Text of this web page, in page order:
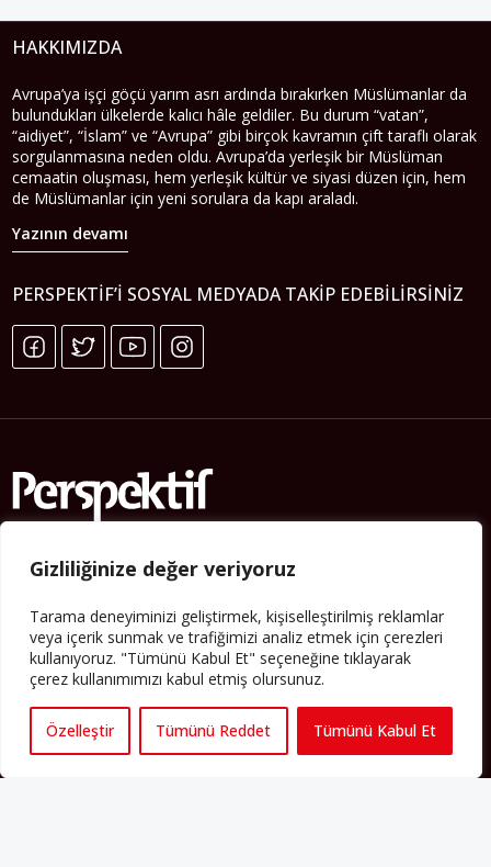
Gizliliğinize değer veriyoruz
Tarama deneyiminizi geliştirmek, kişiselleştirilmiş reklamlar
veya içerik sunmak ve trafiğimizi analiz etmek için çerezleri
kullanıyoruz. "Tümünü Kabul Et" seçeneğine tıklayarak
çerez kullanımımızı kabul etmiş olursunuz.
Özelleştir Tümünü Reddet Tümünü Kabul Et
HAKKIMIZDA
Avrupa’ya işçi göçü yarım asrı ardında bırakırken Müslümanlar da
bulundukları ülkelerde kalıcı hâle geldiler. Bu durum “vatan”,
“aidiyet”, “İslam” ve “Avrupa” gibi birçok kavramın çift taraflı olarak
sorgulanmasına neden oldu. Avrupa’da yerleşik bir Müslüman
cemaatin oluşması, hem yerleşik kültür ve siyasi düzen için, hem
de Müslümanlar için yeni sorulara da kapı araladı.
Yazının devamı
PERSPEKTIF’I SOSYAL MEDYADA TAKIP EDEBILIRSINIZ
Yorum Kuralları
Abonelik
İletişim
Hakkımızda